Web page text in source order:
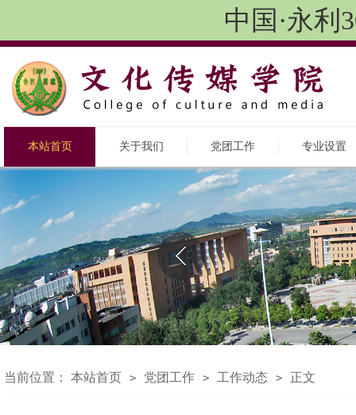
中国·永利
本站首页 关于我们 党团工作 专业设置
当前位置： 本站首页 > 党团工作 > 工作动态 > 正文